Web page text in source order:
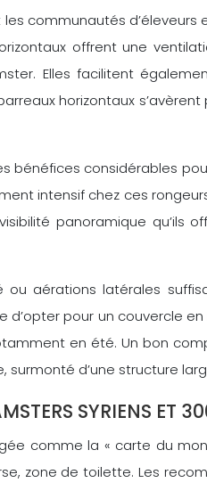
communautés
offrent une
Elles facilitent
horizontaux
considérables
intensif chez ces
panoramique qu’ils
aérations latérales
pour un couvercle
en été. Un bon
d’une structure
SYRIENS ET
comme la « carte du
zone de toilette. Les